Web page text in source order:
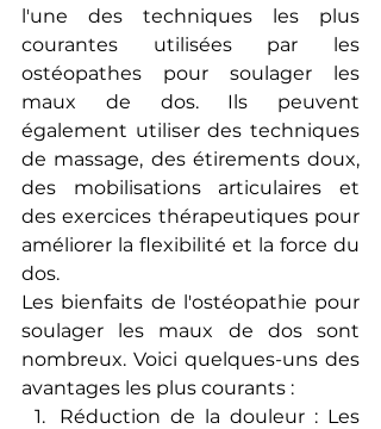
l'une des techniques les plus
courantes utilisées par les
ostéopathes pour soulager les
maux de dos. Ils peuvent
également utiliser des techniques
de massage, des étirements doux,
des mobilisations articulaires et
des exercices thérapeutiques pour
améliorer la flexibilité et la force du
dos.
Les bienfaits de l'ostéopathie pour
soulager les maux de dos sont
nombreux. Voici quelques-uns des
avantages les plus courants :
Réduction de la douleur : Les